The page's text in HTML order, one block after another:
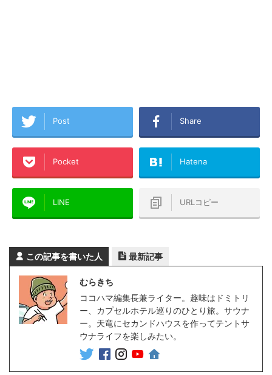
Post Share
Pocket Hatena
LINE URLコピー
この記事を書いた人 最新記事
むらきち
ココハマ編集長兼ライター。趣味はドミトリ
ー、カプセルホテル巡りのひとり旅。サウナ
ー。天竜にセカンドハウスを作ってテントサ
ウナライフを楽しみたい。